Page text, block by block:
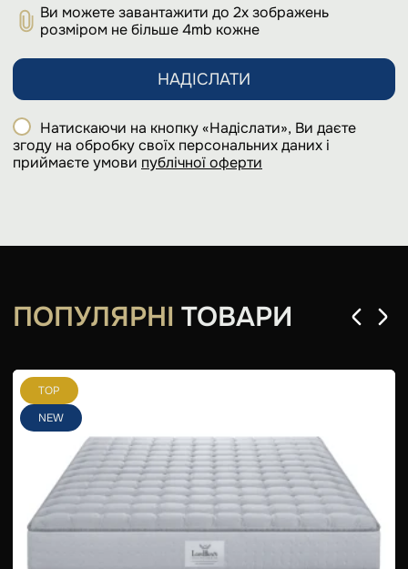
Ви можете завантажити до 2х зображень
розміром не більше 4mb кожне
НАДІСЛАТИ
Натискаючи на кнопку «Надіслати», Ви даєте
згоду на обробку своїх персональних даних і
приймаєте умови публічної оферти
ПОПУЛЯРНІ ТОВАРИ
TOP
NEW